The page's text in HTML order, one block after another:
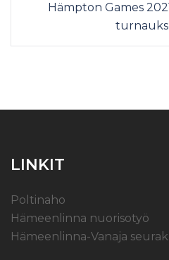
Hämpton Games
LINKIT
Poltinaho
Hämeenlinna nuorisotyö
Hämeenlinna-Vanaja